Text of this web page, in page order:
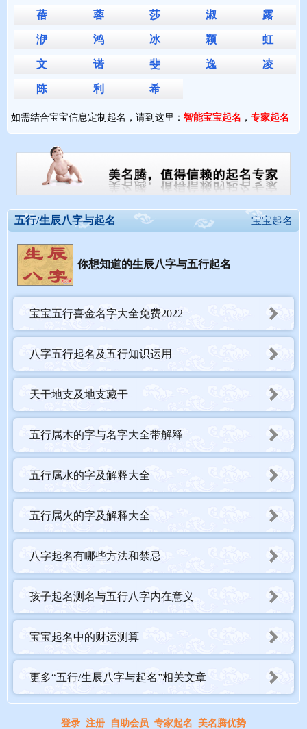
蓓 蓉 莎 淑 露
洢 鸿 冰 颖 虹
文 诺 斐 逸 凌
陈 利 希
如需结合宝宝信息定制起名，请到这里： 智能宝宝起名 ， 专家起名
宝宝起名
五行/生辰八字与起名
你想知道的生辰八字与五行起名
宝宝五行喜金名字大全免费2022
八字五行起名及五行知识运用
天干地支及地支藏干
五行属木的字与名字大全带解释
五行属水的字及解释大全
五行属火的字及解释大全
八字起名有哪些方法和禁忌
孩子起名测名与五行八字内在意义
宝宝起名中的财运测算
更多“五行/生辰八字与起名”相关文章
登录 注册 自助会员 专家起名 美名腾优势